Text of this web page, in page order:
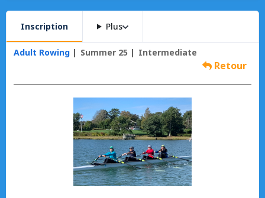
Inscription Plus
Adult Rowing Summer 25 Intermediate
Retour